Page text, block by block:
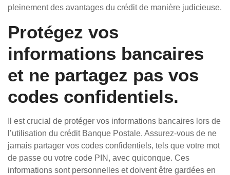
pleinement des avantages du crédit de manière judicieuse.
Protégez vos
informations bancaires
et ne partagez pas vos
codes confidentiels.
Il est crucial de protéger vos informations bancaires lors de
l’utilisation du crédit Banque Postale. Assurez-vous de ne
jamais partager vos codes confidentiels, tels que votre mot
de passe ou votre code PIN, avec quiconque. Ces
informations sont personnelles et doivent être gardées en